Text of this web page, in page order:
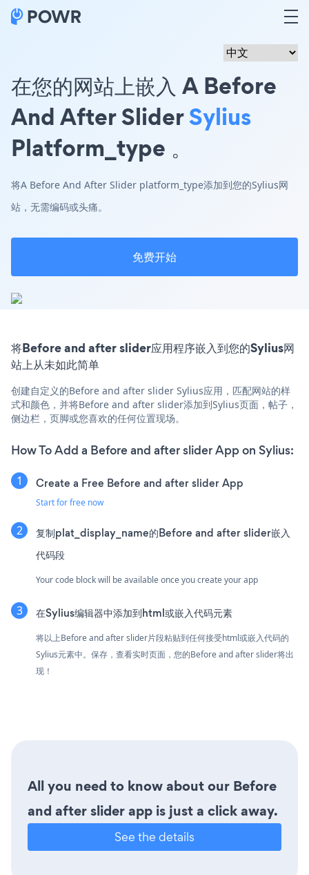
在您的网站上嵌入 A Before
And After SliderSylius
Platform_type 。
将A Before And After Slider platform_type添加到您的Sylius网
站，无需编码或头痛。
免费开始
将Before and after slider应用程序嵌入到您的Sylius网
站上从未如此简单
创建自定义的Before and after slider Sylius应用，匹配网站的样
式和颜色，并将Before and after slider添加到Sylius页面，帖子，
侧边栏，页脚或您喜欢的任何位置现场。
How To Add a Before and after slider App on Sylius:
Create a Free Before and after slider App
Start for free now
复制plat_display_name的Before and after slider嵌入
代码段
Your code block will be available once you create your app
在Sylius编辑器中添加到html或嵌入代码元素
将以上Before and after slider片段粘贴到任何接受html或嵌入代码的
Sylius元素中。保存，查看实时页面，您的Before and after slider将出
现！
All you need to know about our Before
and after slider app is just a click away.
See the details